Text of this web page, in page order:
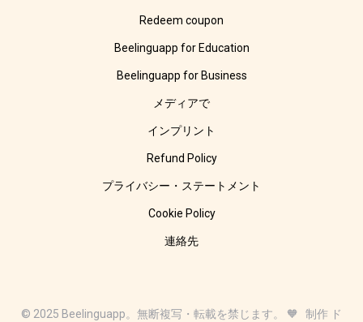
Redeem coupon
Beelinguapp for Education
Beelinguapp for Business
メディアで
インプリント
Refund Policy
プライバシー・ステートメント
Cookie Policy
連絡先
© 2025 Beelinguapp。無断複写・転載を禁じます。 🧡 制作 ド